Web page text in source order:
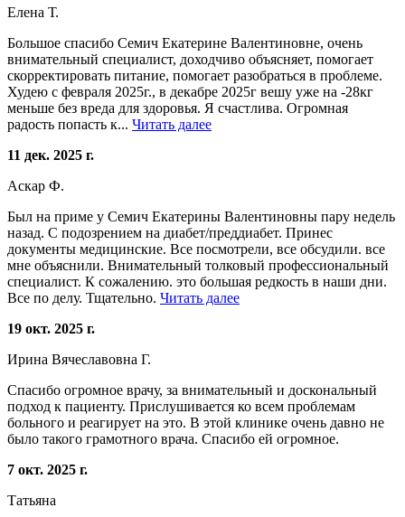
Елена Т.
Большое спасибо Семич Екатерине Валентиновне, очень
внимательный специалист, доходчиво объясняет, помогает
скорректировать питание, помогает разобраться в проблеме.
Худею с февраля 2025г., в декабре 2025г вешу уже на -28кг
меньше без вреда для здоровья. Я счастлива. Огромная
радость попасть к... Читать далее
11 дек. 2025 г.
Аскар Ф.
Был на приме у Семич Екатерины Валентиновны пару недель
назад. С подозрением на диабет/преддиабет. Принес
документы медицинские. Все посмотрели, все обсудили. все
мне объяснили. Внимательный толковый профессиональный
специалист. К сожалению. это большая редкость в наши дни.
Все по делу. Тщательно. Читать далее
19 окт. 2025 г.
Ирина Вячеславовна Г.
Спасибо огромное врачу, за внимательный и доскональный
подход к пациенту. Прислушивается ко всем проблемам
больного и реагирует на это. В этой клинике очень давно не
было такого грамотного врача. Спасибо ей огромное.
7 окт. 2025 г.
Татьяна